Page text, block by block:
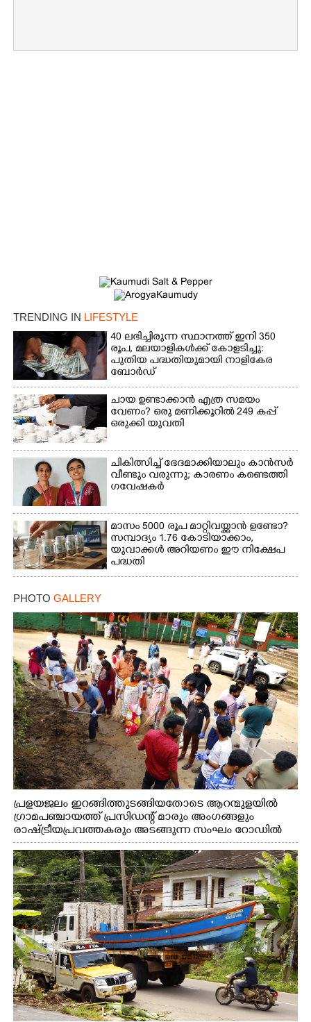
TRENDING IN LIFESTYLE
40 ലഭിച്ചിരുന്ന സ്ഥാനത്ത് ഇനി 350
രൂപ, മലയാളികൾക്ക് കോളടിച്ചു:
പുതിയ പദ്ധതിയുമായി നാളികേര
ബോർഡ്
ചായ ഉണ്ടാക്കാൻ എത്ര സമയം
വേണം? ഒരു മണിക്കൂറിൽ 249 കപ്പ്
ഒരുക്കി യുവതി
ചികിത്സിച്ച് ഭേദമാക്കിയാലും കാൻസർ
വീണ്ടും വരുന്നു; കാരണം കണ്ടെത്തി
ഗവേഷകർ
മാസം 5000 രൂപ മാറ്റിവയ്ക്കാൻ ഉണ്ടോ?
സമ്പാദ്യം 1.76 കോടിയാക്കാം,
യുവാക്കൾ അറിയണം ഈ നിക്ഷേപ
പദ്ധതി
PHOTO GALLERY
പ്രളയജലം ഇറങ്ങിത്തുടങ്ങിയതോടെ ആറന്മുളയിൽ
ഗ്രാമപഞ്ചായത്ത് പ്രസിഡന്റ് മാരും അംഗങ്ങളും
രാഷ്ട്രീയപ്രവത്തകരും അടങ്ങുന്ന സംഘം റോഡിൽ
അടിഞ്ഞ് കൂടിയ ചെളിയും മണ്ണും മറ്റ് മാലിന്യങ്ങളും
നീക്കം ചെയ്യുന്നു.